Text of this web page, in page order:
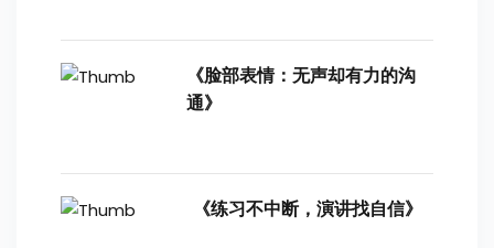
《脸部表情：无声却有力的沟
通》
《练习不中断，演讲找自信》